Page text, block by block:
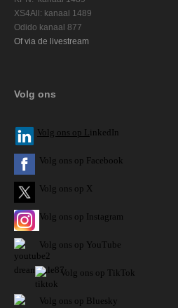
XS4All: kanaal 1489
Odido kanaal 877
Of via de livestream
Volg ons
Volg ons op L inkedIn
Volg ons op Facebook
Volg ons op X
Volg ons op Instagram
Volg ons op YouTube
Volg ons op TikTok
Volg ons op Bluesky